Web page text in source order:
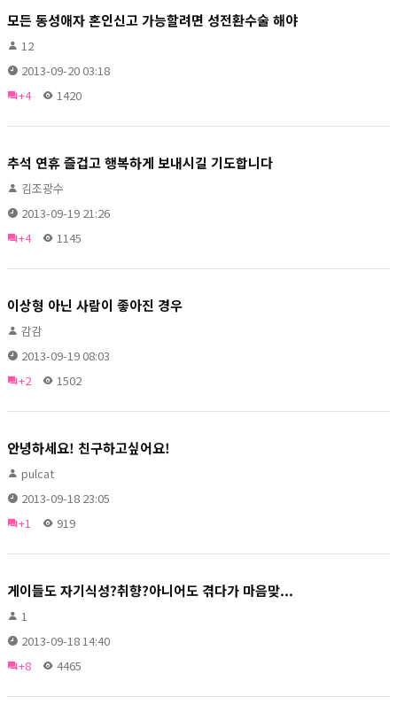
모든 동성애자 혼인신고 가능할려면 성전환수술 해야
12
2013-09-20 03:18
+4
1420
추석 연휴 즐겁고 행복하게 보내시길 기도합니다
김조광수
2013-09-19 21:26
+4
1145
이상형 아닌 사람이 좋아진 경우
감감
2013-09-19 08:03
+2
1502
안녕하세요! 친구하고싶어요!
pulcat
2013-09-18 23:05
+1
919
게이들도 자기식성?취향?아니어도 겪다가 마음맞...
1
2013-09-18 14:40
+8
4465